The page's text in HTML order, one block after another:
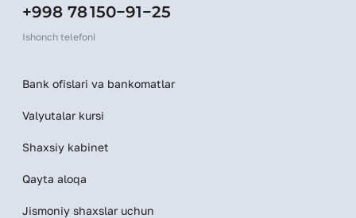
+998 78 150−91−25
Ishonch telefoni
Bank ofislari va bankomatlar
Valyutalar kursi
Shaxsiy kabinet
Qayta aloqa
Jismoniy shaxslar uchun